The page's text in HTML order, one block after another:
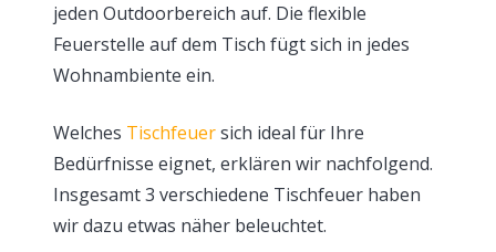
jeden Outdoorbereich auf. Die flexible
Feuerstelle auf dem Tisch fügt sich in jedes
Wohnambiente ein.
Welches Tischfeuersich ideal für Ihre
Bedürfnisse eignet, erklären wir nachfolgend.
Insgesamt 3 verschiedene Tischfeuer haben
wir dazu etwas näher beleuchtet.